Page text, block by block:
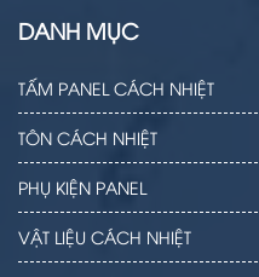
DANH MỤC
TẤM PANEL CÁCH NHIỆT
TÔN CÁCH NHIỆT
PHỤ KIỆN PANEL
VẬT LIỆU CÁCH NHIỆT